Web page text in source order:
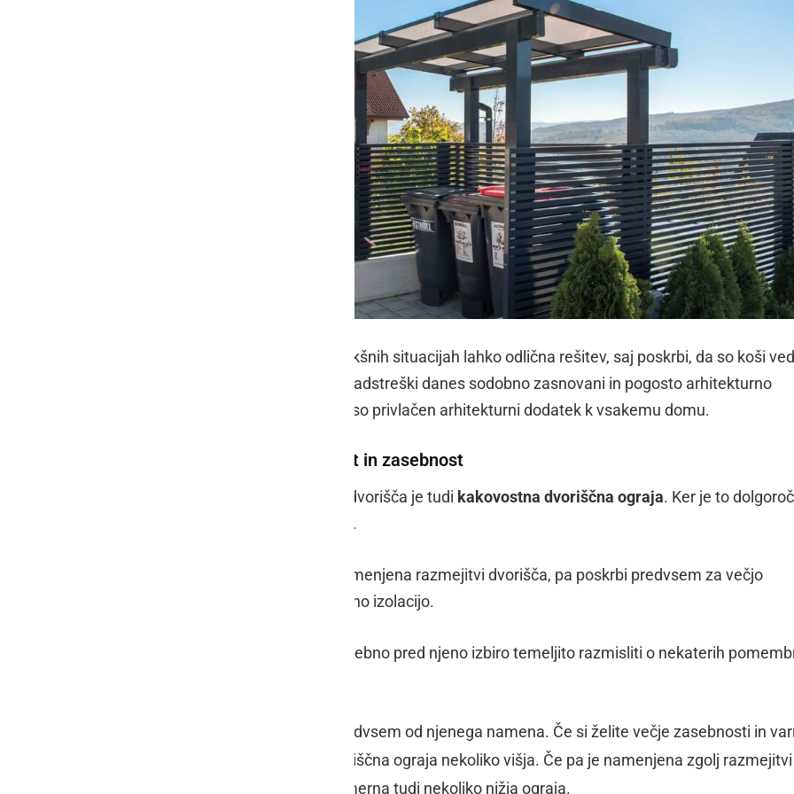
Nadstrešek za koše za smeti je v takšnih situacijah lahko odlična rešitev, saj poskrbi, da so koši
varno pospravljeni. Ker so tovrstni nadstreški danes sodobno zasnovani in pogosto arhitekturno
usklajeni s preostalo okolico doma, so privlačen arhitekturni dodatek k vsakemu domu.
Dvorišča ograja za večjo varnost in zasebnost
Zelo pomemben element vsakega dvorišča je tudi kakovostna dvoriščna ograja. Ker je to
naložba, ni vseeno, kakšno izberete.
Poleg tega, da je ograja v osnovi namenjena razmejitvi dvorišča, pa poskrbi predvsem za večjo
zasebnost, varnost in dodatno zvočno izolacijo.
Da boste izbrali pravo ograjo, je potrebno pred njeno izbiro temeljito razmisliti o nekaterih
, ki je odvisna predvsem od njenega namena. Če si želite večje zasebnosti in
potem ni nič narobe, če je dvoriščna ograja nekoliko višja. Če pa je namenjena zgolj razmejitvi
vašega dvorišča, potem je primerna tudi nekoliko nižja ograja.